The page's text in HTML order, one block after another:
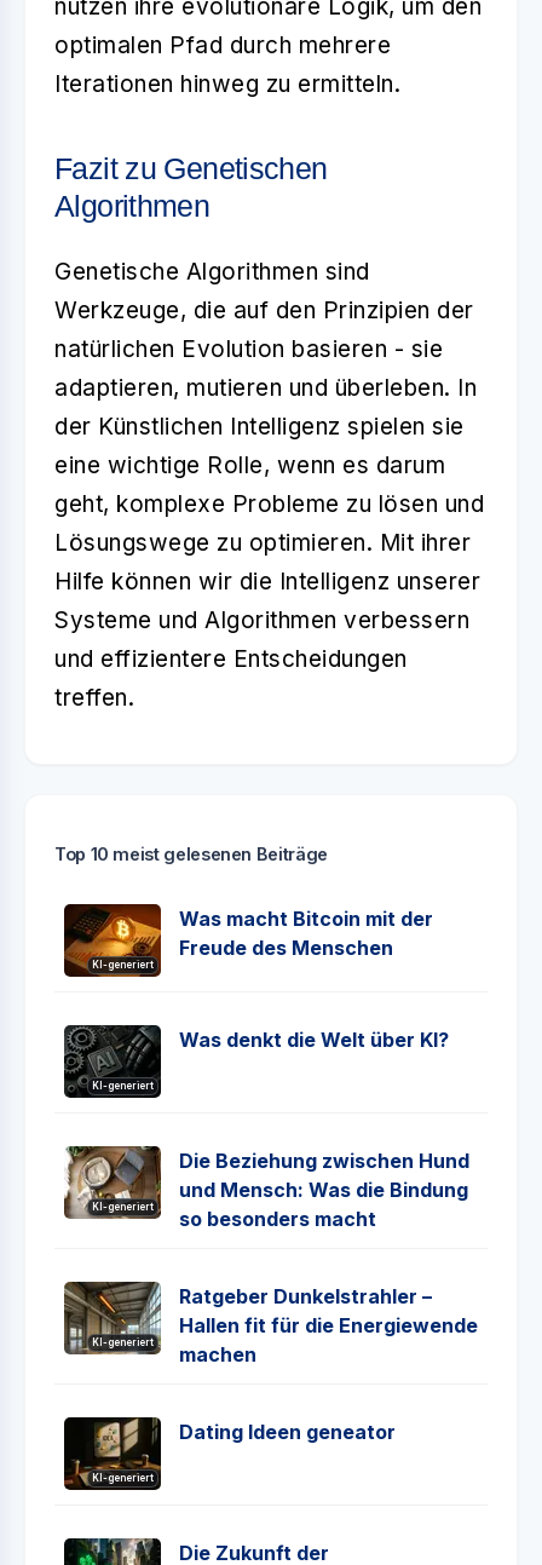
nutzen ihre evolutionäre Logik, um den
optimalen Pfad durch mehrere
Iterationen hinweg zu ermitteln.
Fazit zu Genetischen
Algorithmen
Genetische Algorithmen sind
Werkzeuge, die auf den Prinzipien der
natürlichen Evolution basieren - sie
adaptieren, mutieren und überleben. In
der Künstlichen Intelligenz spielen sie
eine wichtige Rolle, wenn es darum
geht, komplexe Probleme zu lösen und
Lösungswege zu optimieren. Mit ihrer
Hilfe können wir die Intelligenz unserer
Systeme und Algorithmen verbessern
und effizientere Entscheidungen
treffen.
Top 10 meist gelesenen Beiträge
KI-generiert
Was macht Bitcoin mit der
Freude des Menschen
KI-generiert
Was denkt die Welt über KI?
KI-generiert
Die Beziehung zwischen Hund
und Mensch: Was die Bindung
so besonders macht
KI-generiert
Ratgeber Dunkelstrahler –
Hallen fit für die Energiewende
machen
KI-generiert
Dating Ideen geneator
Die Zukunft der